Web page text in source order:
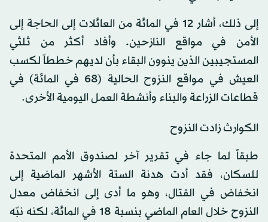
إلى ذلك، أشار 12 في المائة من العائلات إلى الحاجة إلى
الأمن في مواقع النازحين. وأفاد أكثر من ثلثي
المستجيبين الذين ينوون البقاء بأن لديهم خططاً لكسب
العيش في مواقع النزوح الحالية (68 في المائة) في
قطاعات الزراعة والبناء وأنشطة العمل اليومية الأخرى.
الكوارث زادت النزوح
طبقاً لما جاء في تقرير آخر لصندوق الأمم المتحدة
للسكان، فقد أدت هدنة الستة الأشهر الماضية إلى
انخفاض في القتال، وهو ما أدى إلى انخفاض معدل
النزوح خلال العام الماضي بنسبة 18 في المائة، لكنه نبّه